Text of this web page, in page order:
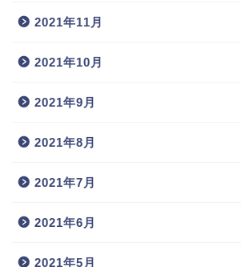
2021年11月
2021年10月
2021年9月
2021年8月
2021年7月
2021年6月
2021年5月